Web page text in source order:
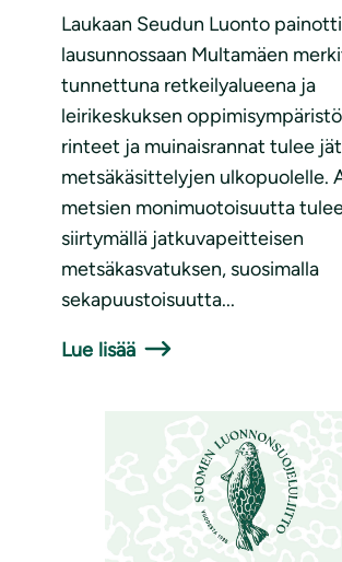
Laukaan Seudun Luonto painotti
lausunnossaan Multamäen
tunnettuna retkeilyalueena ja
leirikeskuksen
rinteet ja muinaisrannat tulee
metsäkäsittelyjen ulkopuolelle.
metsien monimuotoisuutta
siirtymällä jatkuvapeitteisen
metsäkasvatuksen, suosimalla
sekapuustoisuutta...
Lue lisää